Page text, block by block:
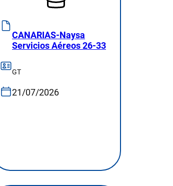
CANARIAS-Naysa
Servicios Aéreos 26-33
GT
21/07/2026